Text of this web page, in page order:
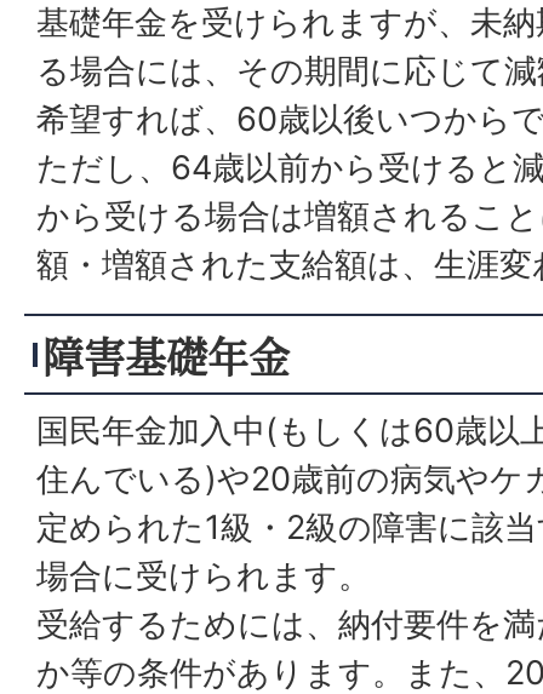
基礎年金を受けられますが、未
る場合には、その期間に応じて
希望すれば、60歳以後いつから
ただし、64歳以前から受けると
から受ける場合は増額されるこ
額・増額された支給額は、生涯
障害基礎年金
国民年金加入中(もしくは60歳以
住んでいる)や20歳前の病気やケ
定められた1級・2級の障害に該
場合に受けられます。
受給するためには、納付要件を
か等の条件があります。また、